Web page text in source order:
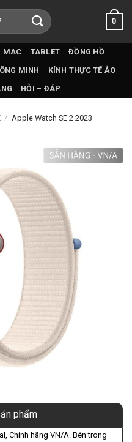
0
MAC TABLET
ĐỒNG HỒ
MINH
KÍNH THỰC TẾ ẢO
HỎI – ĐÁP
/ Apple Watch SE 2 2023
phẩm
Chính hãng VN/A. Bên trong